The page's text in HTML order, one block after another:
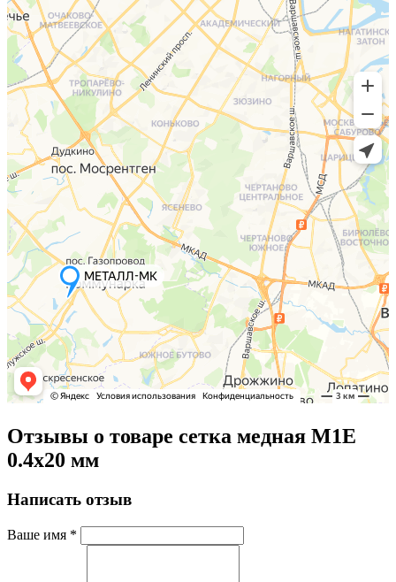
Отзывы о товаре сетка медная М1Е
0.4х20 мм
Написать отзыв
Ваше имя *